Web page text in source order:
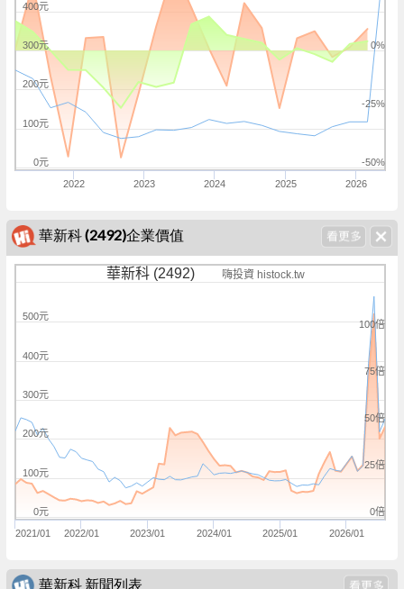
2022 2023 2024 2025 2026
-50%
-25%
0%
0元
100元
200元
300元
400元
華新科 (2492)企業價值
華新科 (2492) 嗨投資 histock.tw
2021/01 2022/01 2023/01 2024/01 2025/01 2026/01
0倍
25倍
50倍
75倍
100倍
0元
100元
200元
300元
400元
500元
華新科 新聞列表